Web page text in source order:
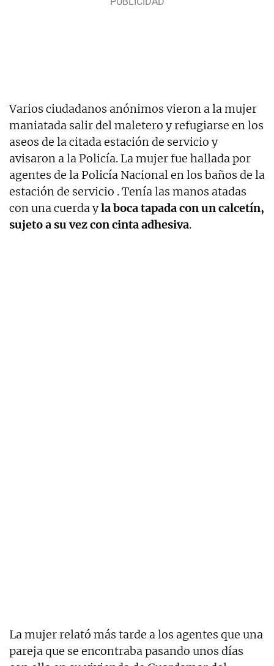
Varios ciudadanos anónimos vieron a la mujer
maniatada salir del maletero y refugiarse en los
aseos de la citada estación de servicio y
avisaron a la Policía. La mujer fue hallada por
agentes de la Policía Nacional en los baños de la
estación de servicio . Tenía las manos atadas
con una cuerda yla boca tapada con un calcetín,
sujeto a su vez con cinta adhesiva.
La mujer relató más tarde a los agentes que una
pareja que se encontraba pasando unos días